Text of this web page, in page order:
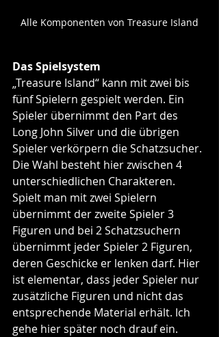
Alle Komponenten von Treasure Island
Das Spielsystem
„Treasure Island“ kann mit zwei bis
fünf Spielern gespielt werden. Ein
Spieler übernimmt den Part des
Long John Silver und die übrigen
Spieler verkörpern die Schatzsucher.
Die Wahl besteht hier zwischen 4
unterschiedlichen Charakteren.
Spielt man mit zwei Spielern
übernimmt der zweite Spieler 3
Figuren und bei 2 Schatzsuchern
übernimmt jeder Spieler 2 Figuren,
deren Geschicke er lenken darf. Hier
ist elementar, dass jeder Spieler nur
zusätzliche Figuren und nicht das
entsprechende Material erhält. Ich
gehe hier später noch drauf ein.